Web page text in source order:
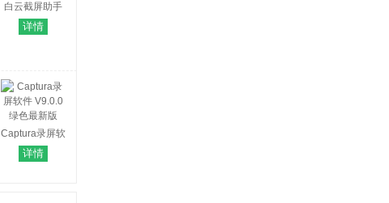
白云截屏助手
V3.7 官方版
详情
Captura录屏软
件 V9.0.0 绿色
最新版
详情